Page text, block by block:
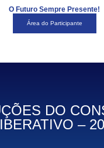
O Futuro Sempre Presente!
Área do Participante
DO
–